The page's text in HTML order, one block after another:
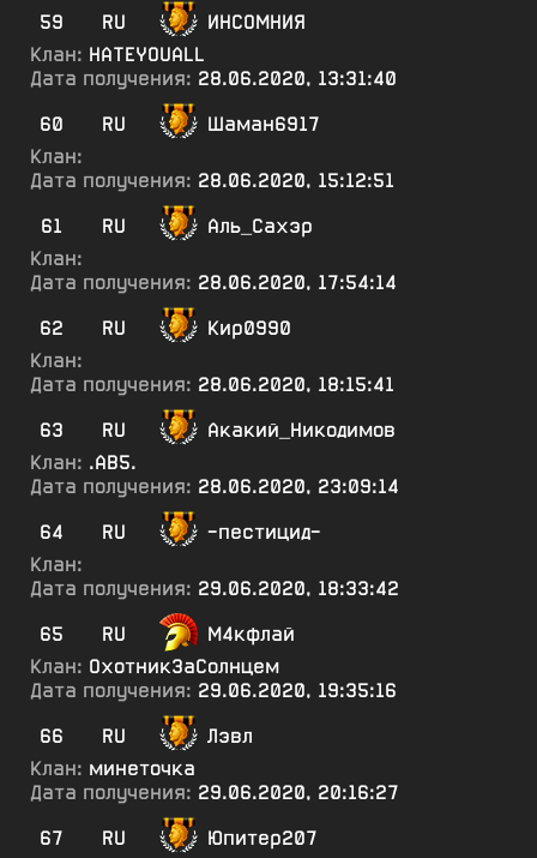
59
RU
ИНСОМНИЯ
Клан: HATEYOUALL
Дата получения: 28.06.2020, 13:31:40
60
RU
Шаман6917
Клан:
Дата получения: 28.06.2020, 15:12:51
61
RU
Аль_Сахэр
Клан:
Дата получения: 28.06.2020, 17:54:14
62
RU
Кир0990
Клан:
Дата получения: 28.06.2020, 18:15:41
63
RU
Акакий_Никодимов
Клан: .АВ5.
Дата получения: 28.06.2020, 23:09:14
64
RU
-пестицид-
Клан:
Дата получения: 29.06.2020, 18:33:42
65
RU
М4кфлай
Клан: ОхотникЗаСолнцем
Дата получения: 29.06.2020, 19:35:16
66
RU
Лэвл
Клан: минеточка
Дата получения: 29.06.2020, 20:16:27
67
RU Юпитер207